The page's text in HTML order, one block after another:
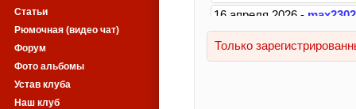
Статьи
Рюмочная (видео чат)
Форум
Фото альбомы
Устав клуба
Наш клуб